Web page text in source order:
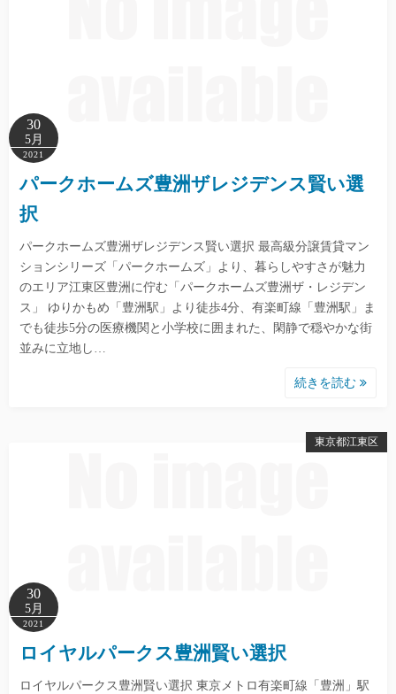
30
5月
2021
パークホームズ豊洲ザレジデンス賢い選
択
パークホームズ豊洲ザレジデンス賢い選択 最高級分譲賃貸マン
ションシリーズ「パークホームズ」より、暮らしやすさが魅力
のエリア江東区豊洲に佇む「パークホームズ豊洲ザ・レジデン
ス」 ゆりかもめ「豊洲駅」より徒歩4分、有楽町線「豊洲駅」ま
でも徒歩5分の医療機関と小学校に囲まれた、閑静で穏やかな街
並みに立地し…
続きを読む
東京都江東区
30
5月
2021
ロイヤルパークス豊洲賢い選択
ロイヤルパークス豊洲賢い選択 東京メトロ有楽町線「豊洲」駅